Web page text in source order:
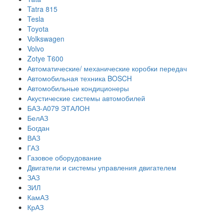
Tatra 815
Tesla
Toyota
Volkswagen
Volvo
Zotye T600
Автоматические/ механические коробки передач
Автомобильная техника BOSCH
Автомобильные кондиционеры
Акустические системы автомобилей
БАЗ-А079 ЭТАЛОН
БелАЗ
Богдан
ВАЗ
ГАЗ
Газовое оборудование
Двигатели и системы управления двигателем
ЗАЗ
ЗИЛ
КамАЗ
КрАЗ